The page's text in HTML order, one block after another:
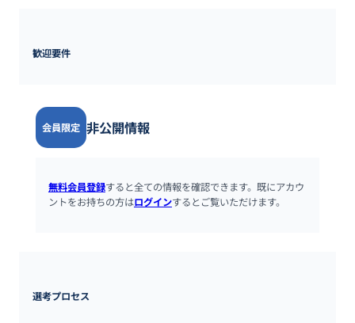
歓迎要件
会員限定 非公開情報
無料会員登録すると全ての情報を確認できます。既にアカウ
ントをお持ちの方はログインするとご覧いただけます。
選考プロセス